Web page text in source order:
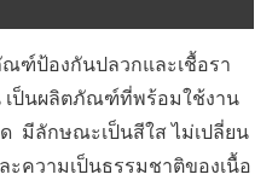
ณฑ์ป้องกันปลวกและเชื้อรา
เป็นผลิตภัณฑ์ที่พร้อมใช้งาน
มีลักษณะเป็นสีใส ไม่เปลี่ยน
ความเป็นธรรมชาติของเนื้อ